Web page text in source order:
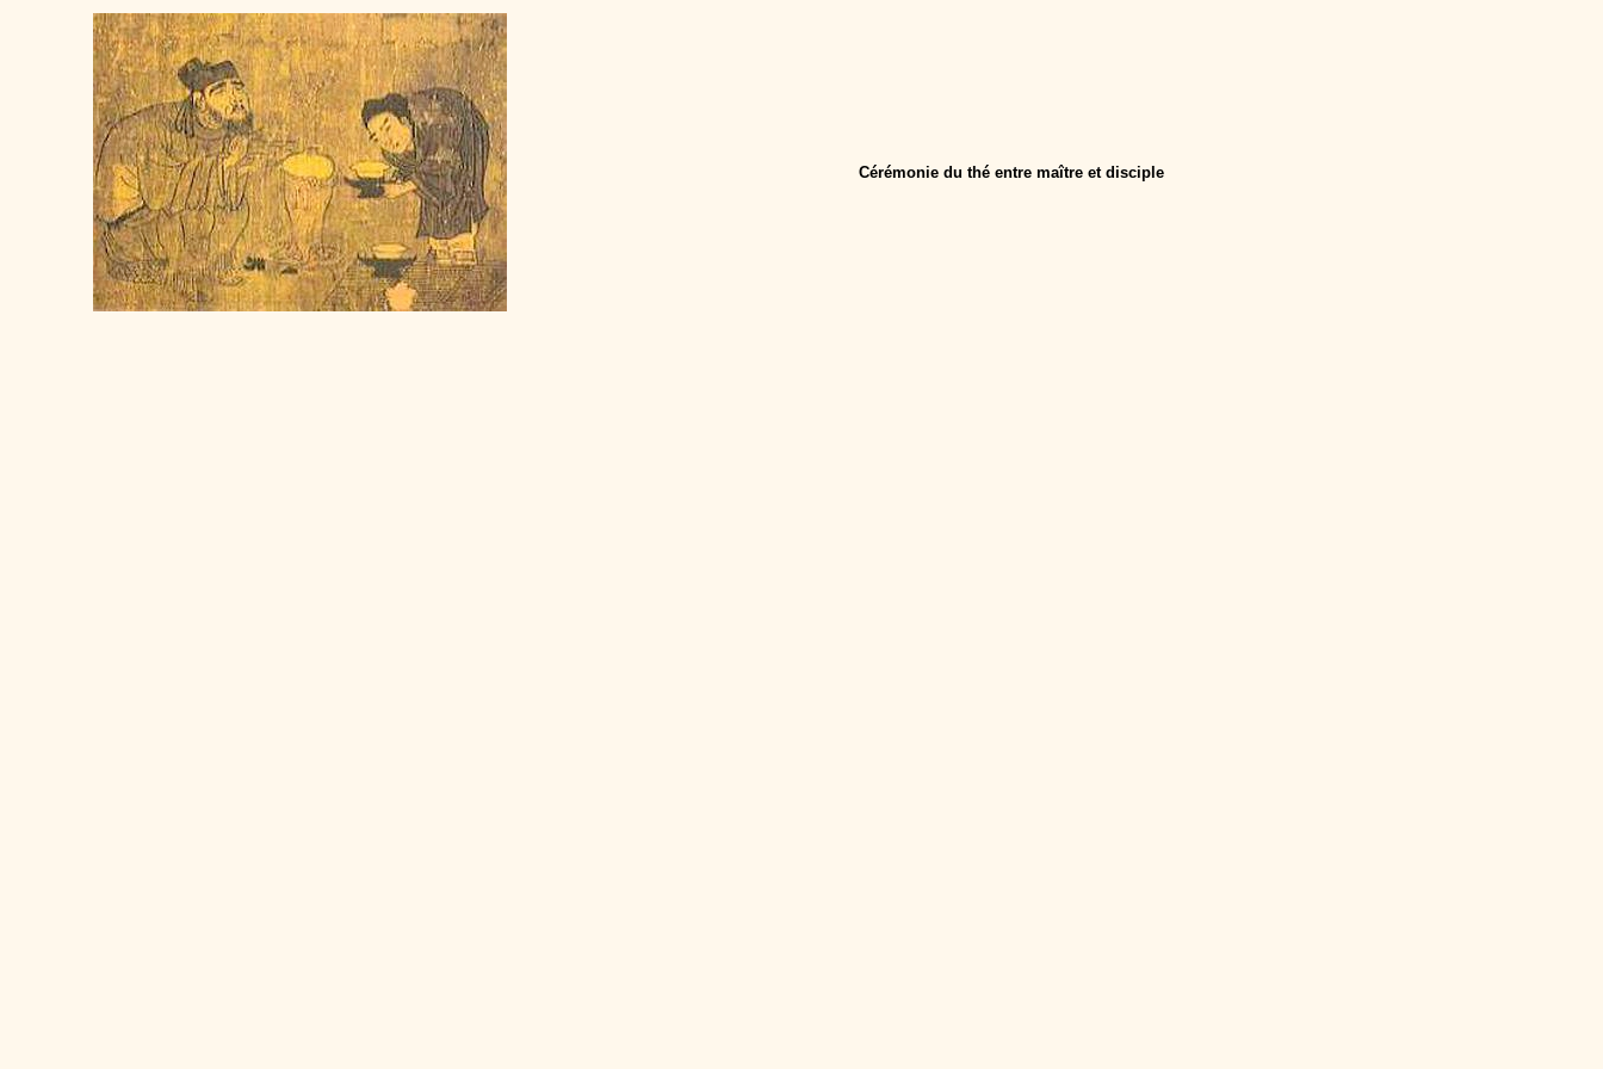
Cérémonie du thé entre maître et disciple